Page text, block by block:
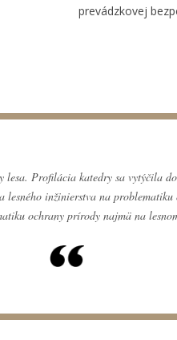
prevádzkovej
Profilácia katedry sa vytýčila
lesného inžinierstva na
ochrany prírody najmä na